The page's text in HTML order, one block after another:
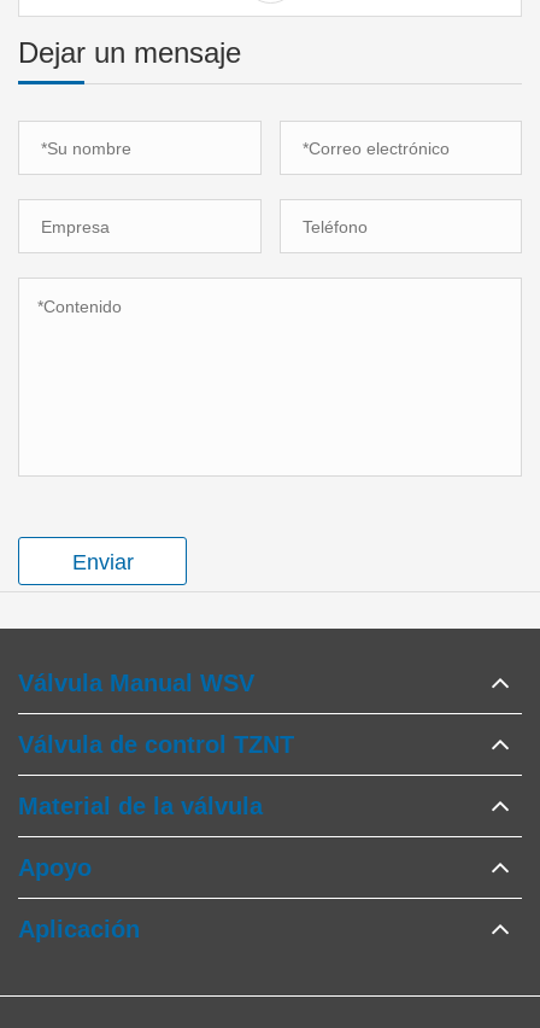
Dejar un mensaje
Enviar
Válvula Manual WSV
Válvula de control TZNT
Material de la válvula
Apoyo
Aplicación